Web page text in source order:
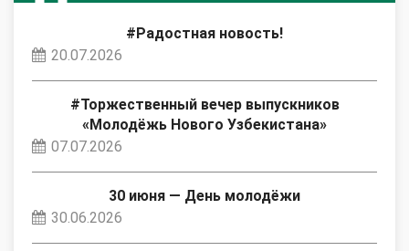
#Радостная новость!
20.07.2026
#Торжественный вечер выпускников
«Молодёжь Нового Узбекистана»
07.07.2026
30 июня — День молодёжи
30.06.2026